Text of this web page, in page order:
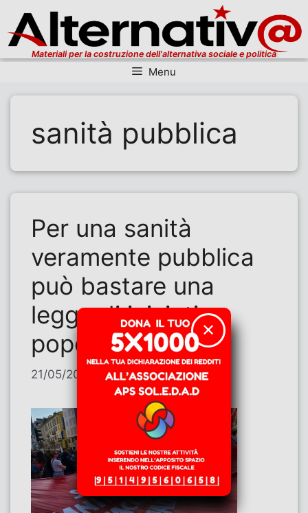
Materiali per la costruzione dell'alternativa sociale e politica
Menu
sanità pubblica
Per una sanità
veramente pubblica
può bastare una
legge di iniziativa
popolare?
21/05/2026 diGiuseppe Saragnese
✕